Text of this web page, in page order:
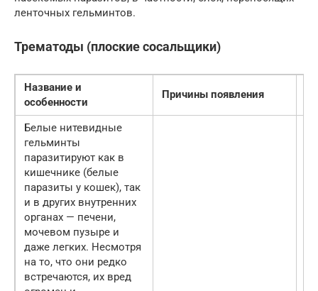
ленточных гельминтов.
Трематоды (плоские сосальщики)
Название и
особенности
Причины появления
Белые нитевидные
гельминты
паразитируют как в
кишечнике (белые
паразиты у кошек), так
и в других внутренних
органах — печени,
мочевом пузыре и
даже легких. Несмотря
на то, что они редко
встречаются, их вред